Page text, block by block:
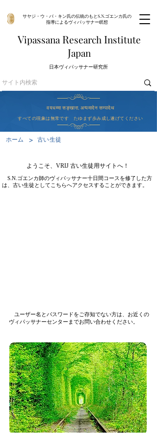
Vipassana Research Institute
Japan
サヤジ・ウ・バ・キン氏の伝統のもとS.N.ゴエンカ氏の
指導によるヴィパッサナー瞑想
​日本ヴィパッサナー研究所
वयधम्मा सङ्खारा, अप्पमादेन सम्पादेथ
すべての現象は無常です たゆまず歩み成し遂げてください
ホーム > 古い生徒
ようこそ、VRIJ 古い生徒用サイトへ！
S.N.ゴエンカ師のヴィパッサナー十日間コースを修了した方
は、古い生徒としてこちらへアクセスすることができます。
ユーザー名とパスワードをご存知でない方は、お近くの
ヴィパッサナーセンターまでお問い合わせください。